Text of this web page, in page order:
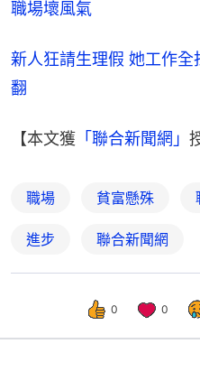
職場壞風氣
新人狂請生理假 她工作
翻
【本文獲 「聯合新聞網」
職場 貧富懸殊
進步 聯合新聞網
0 0